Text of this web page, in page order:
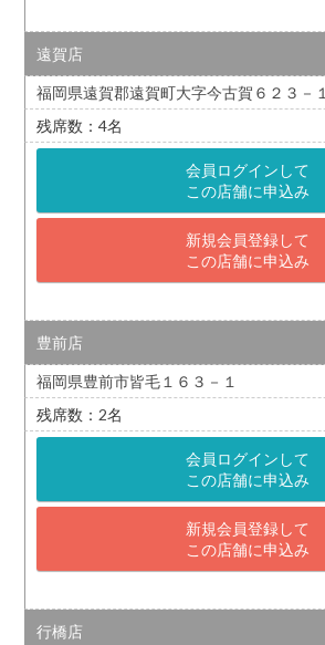
遠賀店
福岡県遠賀郡遠賀町大字今古賀６２３－１
4
会員ログインして
この店舗に申込み
新規会員登録して
この店舗に申込み
豊前店
福岡県豊前市皆毛１６３－１
2
会員ログインして
この店舗に申込み
新規会員登録して
この店舗に申込み
行橋店